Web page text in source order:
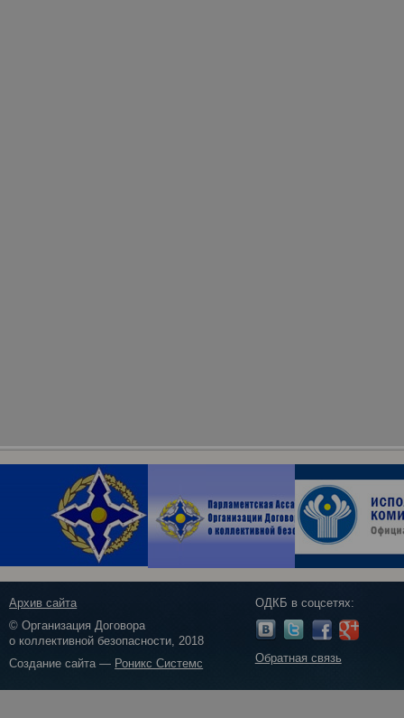
Архив сайта
© Организация Договора
о коллективной безопасности, 2018
Создание сайта — Роникс Системс
ОДКБ в соцсетях:
Обратная связь